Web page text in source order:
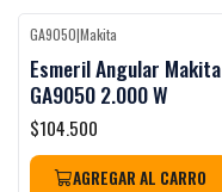
Black Week
No disponible
GA9050|Makita
Esmeril Angular Makita
GA9050 2.000 W
$104.500
AGREGAR AL CARRO